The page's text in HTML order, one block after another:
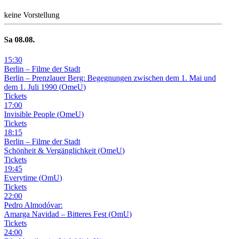
keine Vorstellung
Sa 08.08.
15:30
Berlin – Filme der Stadt
Berlin – Prenzlauer Berg: Begegnungen zwischen dem 1. Mai und
dem 1. Juli 1990 (OmeU)
Tickets
17:00
Invisible People (OmeU)
Tickets
18:15
Berlin – Filme der Stadt
Schönheit & Vergänglichkeit (OmeU)
Tickets
19:45
Everytime (OmU)
Tickets
22:00
Pedro Almodóvar:
Amarga Navidad – Bitteres Fest (OmU)
Tickets
24:00